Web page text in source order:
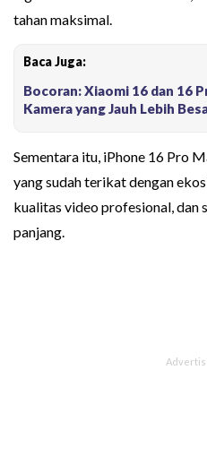
tahan maksimal.
Baca Juga:
Bocoran: Xiaomi 16 dan 16
Kamera yang Jauh Lebih
Sementara itu, iPhone 16 Pro
yang sudah terikat dengan
kualitas video profesional,
panjang.